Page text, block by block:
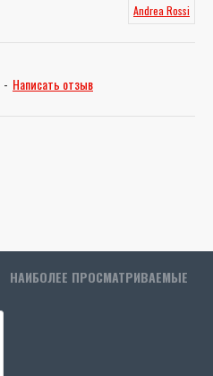
Andrea Rossi
- Написать отзыв
НАИБОЛЕЕ ПРОСМАТРИВАЕМЫЕ